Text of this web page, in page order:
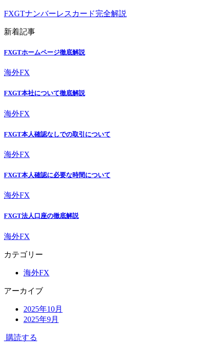
FXGTナンバーレスカード完全解説
新着記事
FXGTホームページ徹底解説
海外FX
FXGT本社について徹底解説
海外FX
FXGT本人確認なしでの取引について
海外FX
FXGT本人確認に必要な時間について
海外FX
FXGT法人口座の徹底解説
海外FX
カテゴリー
海外FX
アーカイブ
2025年10月
2025年9月
購読する